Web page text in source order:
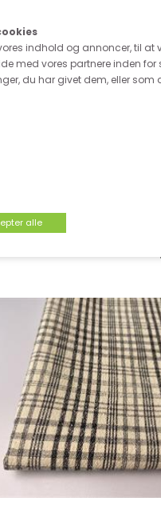
indhold og annoncer, til
med vores partnere inden
du har givet dem, eller
for over 600.-